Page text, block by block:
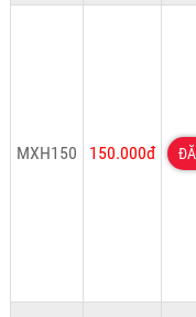
MXH150 150.000đ